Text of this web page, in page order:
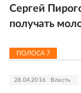
Сергей
получать
ПОЛОСА7
28.04.2016 Власть